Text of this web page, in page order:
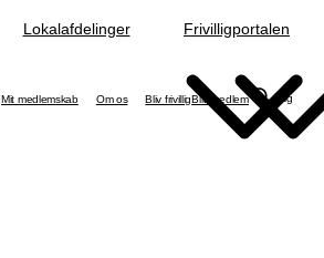
Lokalafdelinger Frivilligportalen
Mit medlemskab Om os Bliv frivilligBliv medlem Søg